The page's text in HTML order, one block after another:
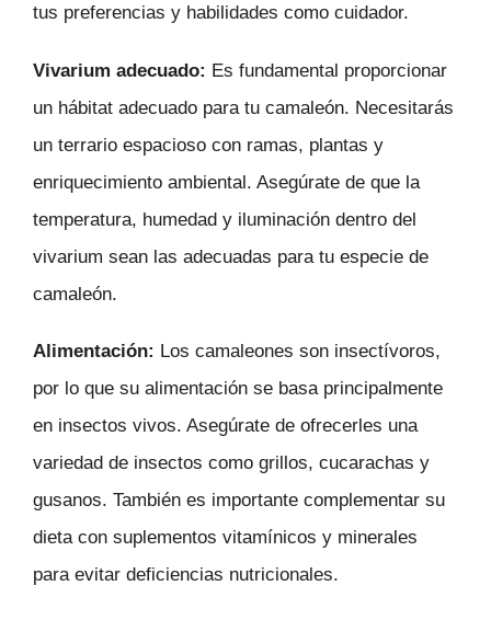
tus preferencias y habilidades como cuidador.
Vivarium adecuado: Es fundamental proporcionar
un hábitat adecuado para tu camaleón. Necesitarás
un terrario espacioso con ramas, plantas y
enriquecimiento ambiental. Asegúrate de que la
temperatura, humedad y iluminación dentro del
vivarium sean las adecuadas para tu especie de
camaleón.
Alimentación: Los camaleones son insectívoros,
por lo que su alimentación se basa principalmente
en insectos vivos. Asegúrate de ofrecerles una
variedad de insectos como grillos, cucarachas y
gusanos. También es importante complementar su
dieta con suplementos vitamínicos y minerales
para evitar deficiencias nutricionales.